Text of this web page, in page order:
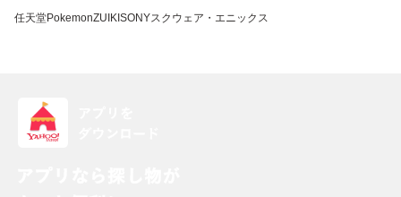
任天堂PokemonZUIKI SONYスクウェア・エニックス